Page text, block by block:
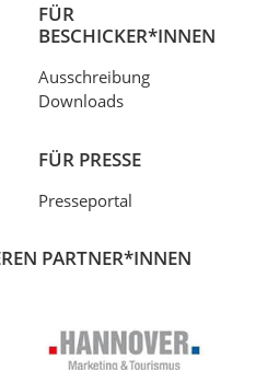
PARTNER*INNEN
FÜR
BESCHICKER*INNEN
Ausschreibung
Downloads
FÜR PRESSE
Presseportal